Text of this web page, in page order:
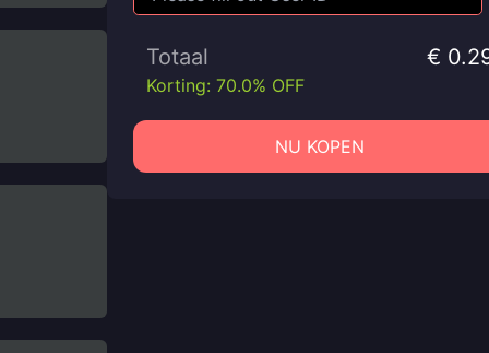
Totaal €
Korting: 70.0% OFF
NU KOPEN